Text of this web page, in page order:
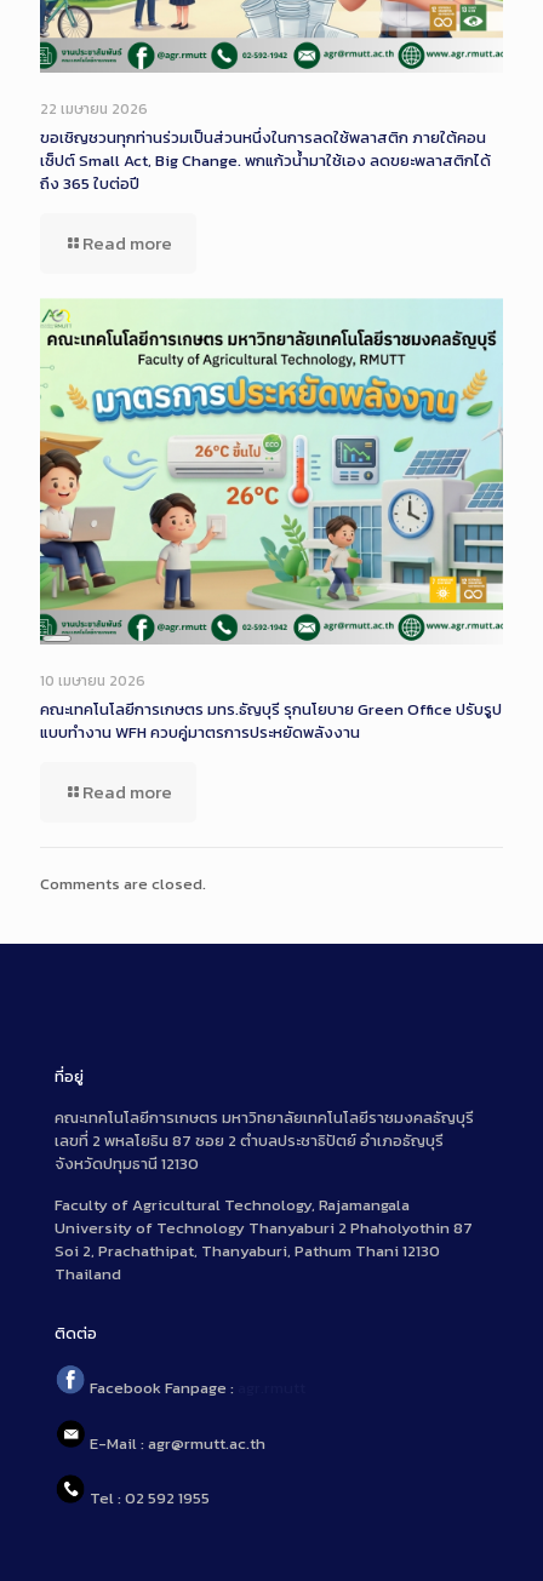
22 เมษายน 2026
ขอเชิญชวนทุกท่านร่วมเป็นส่วนหนึ่งในการลดใช้พลาสติก ภายใต้คอน
เซ็ปต์ Small Act, Big Change. พกแก้วน้ำมาใช้เอง ลดขยะพลาสติกได้
ถึง 365 ใบต่อปี
Read more
Long
Description
10 เมษายน 2026
คณะเทคโนโลยีการเกษตร มทร.ธัญบุรี รุกนโยบาย Green Office ปรับรูป
แบบทำงาน WFH ควบคู่มาตรการประหยัดพลังงาน
Read more
Comments are closed.
ที่อยู่
คณะเทคโนโลยีการเกษตร มหาวิทยาลัยเทคโนโลยีราชมงคลธัญบุรี
เลขที่ 2 พหลโยธิน 87 ซอย 2 ตำบลประชาธิปัตย์ อำเภอธัญบุรี
จังหวัดปทุมธานี 12130
Faculty of Agricultural Technology, Rajamangala
University of Technology Thanyaburi 2 Phaholyothin 87
Soi 2, Prachathipat, Thanyaburi, Pathum Thani 12130
Thailand
ติดต่อ
Facebook Fanpage :
E-Mail : agr@rmutt.ac.th
Tel : 02 592 1955